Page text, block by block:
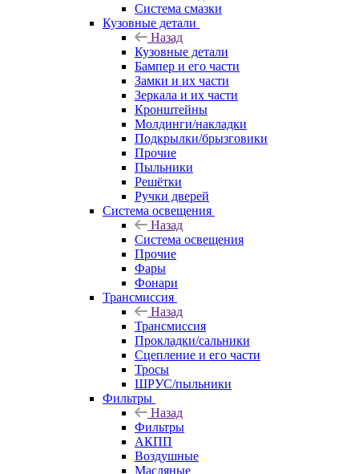
Система смазки
Кузовные детали
Назад
Кузовные детали
Бампер и его части
Замки и их части
Зеркала и их части
Кронштейны
Молдинги/накладки
Подкрылки/брызговики
Прочие
Пыльники
Решётки
Ручки дверей
Система освещения
Назад
Система освещения
Прочие
Фары
Фонари
Трансмиссия
Назад
Трансмиссия
Прокладки/сальники
Сцепление и его части
Тросы
ШРУС/пыльники
Фильтры
Назад
Фильтры
АКПП
Воздушные
Масляные